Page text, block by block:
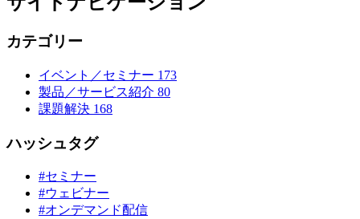
カテゴリー
イベント／セミナー 173
製品／サービス紹介 80
課題解決 168
ハッシュタグ
#セミナー
#ウェビナー
#オンデマンド配信